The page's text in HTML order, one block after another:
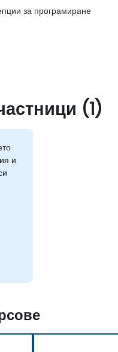
за програмиране
(1)
и